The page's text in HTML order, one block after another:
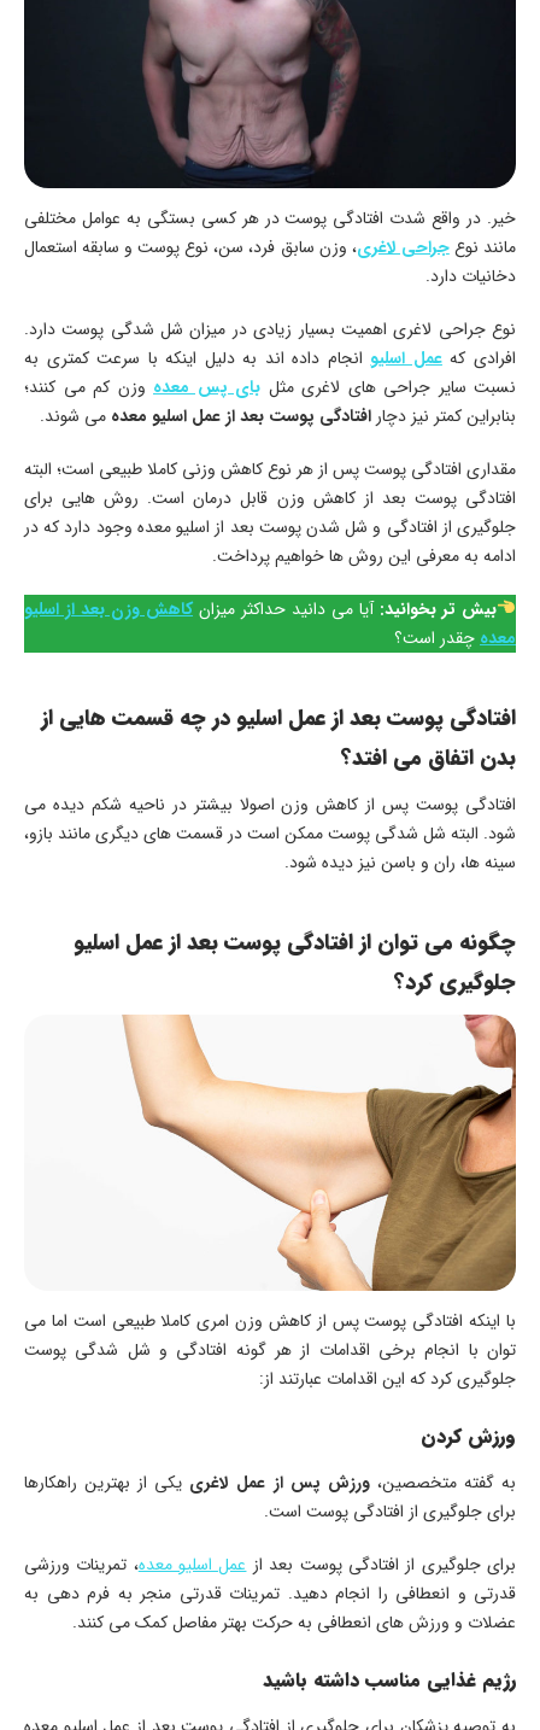
خیر. در واقع شدت افتادگی پوست در هر کسی بستگی به عوامل مختلفی
مانند نوعجراحی لاغری، وزن سابق فرد، سن، نوع پوست و سابقه استعمال
دخانیات دارد.
نوع جراحی لاغری اهمیت بسیار زیادی در میزان شل شدگی پوست دارد.
افرادی کهعمل اسلیوانجام داده اند به دلیل اینکه با سرعت کمتری به
نسبت سایر جراحی های لاغری مثل بای پس معده وزن کم می کنند؛
بنابراین کمتر نیز دچار افتادگی پوست بعد از عمل اسلیو معده می شوند.
مقداری افتادگی پوست پس از هر نوع کاهش وزنی کاملا طبیعی است؛ البته
افتادگی پوست بعد از کاهش وزن قابل درمان است. روش هایی برای
جلوگیری از افتادگی و شل شدن پوست بعد از اسلیو معده وجود دارد که در
ادامه به معرفی این روش ها خواهیم پرداخت.
بیش تر بخوانید:آیا می دانید حداکثر میزانکاهش وزن بعد از اسلیو
معدهچقدر است؟
افتادگی پوست بعد از عمل اسلیو در چه قسمت هایی از
بدن اتفاق می افتد؟
افتادگی پوست پس از کاهش وزن اصولا بیشتر در ناحیه شکم دیده می
شود. البته شل شدگی پوست ممکن است در قسمت های دیگری مانند بازو،
سینه ها، ران و باسن نیز دیده شود.
چگونه می توان از افتادگی پوست بعد از عمل اسلیو
جلوگیری کرد؟
با اینکه افتادگی پوست پس از کاهش وزن امری کاملا طبیعی است اما می
توان با انجام برخی اقدامات از هر گونه افتادگی و شل شدگی پوست
جلوگیری کرد که این اقدامات عبارتند از:
ورزش کردن
به گفته متخصصین،ورزش پس از عمل لاغری یکی از بهترین راهکارها
برای جلوگیری از افتادگی پوست است.
برای جلوگیری از افتادگی پوست بعد ازعمل اسلیو معده، تمرینات ورزشی
قدرتی و انعطافی را انجام دهید. تمرینات قدرتی منجر به فرم دهی به
عضلات و ورزش های انعطافی به حرکت بهتر مفاصل کمک می کنند.
رژیم غذایی مناسب داشته باشید